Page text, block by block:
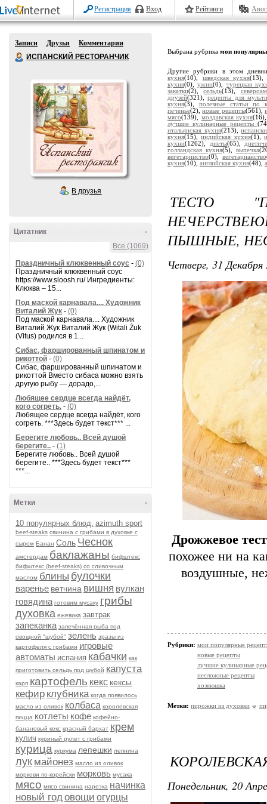
Регистрация Вход Рейтинги
Записи Друзья
Комментарии
ИСПАНСКИЙ РЕСТОРАНЧИК
В друзья
-
Цитатник
Все (1069)
Праздничный клюквенный соус - (0)
Праздничный клюквенный соус
https://www.sloosh.ru/ Ингредиенты:
Клюква – 15...
Под маской карнавала.... Художник
Виталий Жук - (0)
Под маской карнавала.... Художник
Виталий Жук Виталий Жук (Witali Żuk
(Vitus) родился в 1...
Сибас, фаршированный шпинатом и
рикоттой - (0)
Сибас, фаршированный шпинатом и
рикоттой Вместо сибаса можно взять
другую рыбу — дорадо,...
Любящее сердце всегда найдёт,
кого согреть. - (0)
Любящее сердце всегда найдёт, кого
согреть. ***Здесь будет текст*** ...
Берегите любовь.. Всей душой
берегите.. - (1)
Берегите любовь.. Всей душой
берегите.. ***Здесь будет текст***
***...
-
Метки
10 популярных блюд. azimuth sport
beef-stеаks cвинина с грибами в духовке с
сыром Банан Соль Чеснок
амстердам баклажаны бифштекс
бифштекс (beef-stеаks) со сливочным
маслом блины булочки
варенье ветчина вишня вулкан
говядина готовим мусаку грибы
духовка ежевика завтрак
запеканка запечённая рыба под
овощной "шубой" зелень зразы из
картофеля с грибами игровые
автоматы испания кабачки как
приготовить сельдь под шубой капуста
карп картофель кекс кексы
кефир клубника когда появилось
масло из оливок колбаса королевская
пицца котлеты кофе кофейно-
банановый кекс красный бархат крем
кулич куриный рулет с грибами
курица куркума лепешки лепнина
лук майонез масло из оливок
моркови по-корейски морковь мусака
мясо мясо свинина нарезка начинка
новый годовощи огурцы
Выбрана рубрика мои
Другие рубрики в этом
кухня(10), шведская кухня
кухня(0),ужин(0), турецкая
закатки(2),сельдь(13),
друзей(321),рецепты для
кухня(3), полезные статьи по
печенье(2),новые рецепты(561),
мясо(139), молдавская кухня
лучшие кулинарные рецепты
итальянская кухня(213),
кухня(15),индийская кухня(1),
кухни(1262), диеты(65),
голландская кухня(5), выпечка
вегетаринство(0),вегетарианство
кухня(10), английская кухня(48),
ТЕСТО
ПЫШНЫЕ,
Четверг, 31
Дрожжевое
похожее ни на
воздушные,
Рубрики: мои популярные
новые рецепты
лучшие кулинарные
несложные рецепты
хозяюшка
Метки: пирожки из духовки
Понедельник, 20